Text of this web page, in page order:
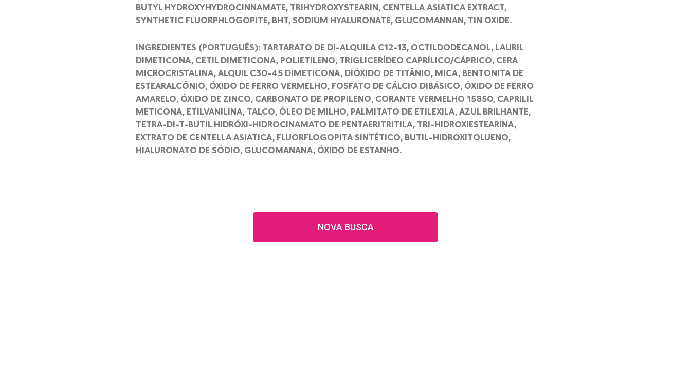
BUTYL HYDROXYHYDROCINNAMATE, TRIHYDROXYSTEARIN, CENTELLA ASIATICA EXTRACT,
SYNTHETIC FLUORPHLOGOPITE, BHT, SODIUM HYALURONATE, GLUCOMANNAN, TIN OXIDE.
INGREDIENTES (PORTUGUÊS): TARTARATO DE DI-ALQUILA C12-13, OCTILDODECANOL, LAURIL
DIMETICONA, CETIL DIMETICONA, POLIETILENO, TRIGLICERÍDEO CAPRÍLICO/CÁPRICO, CERA
MICROCRISTALINA, ALQUIL C30-45 DIMETICONA, DIÓXIDO DE TITÂNIO, MICA, BENTONITA DE
ESTEARALCÔNIO, ÓXIDO DE FERRO VERMELHO, FOSFATO DE CÁLCIO DIBÁSICO, ÓXIDO DE FERRO
AMARELO, ÓXIDO DE ZINCO, CARBONATO DE PROPILENO, CORANTE VERMELHO 15850, CAPRILIL
METICONA, ETILVANILINA, TALCO, ÓLEO DE MILHO, PALMITATO DE ETILEXILA, AZUL BRILHANTE,
TETRA-DI-T-BUTIL HIDRÓXI-HIDROCINAMATO DE PENTAERITRITILA, TRI-HIDROXIESTEARINA,
EXTRATO DE CENTELLA ASIATICA, FLUORFLOGOPITA SINTÉTICO, BUTIL-HIDROXITOLUENO,
HIALURONATO DE SÓDIO, GLUCOMANANA, ÓXIDO DE ESTANHO.
NOVA BUSCA